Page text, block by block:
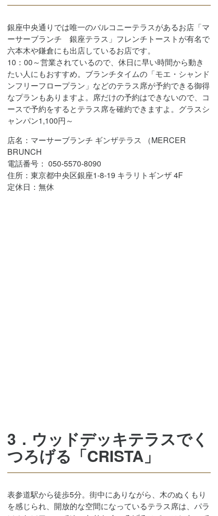
銀座中央通りでは唯一のバルコニーテラスがあるお店「マ
ーサーブランチ 銀座テラス」フレンチトーストが有名で
六本木や鎌倉にも出店しているお店です。
10：00～営業されているので、休日に早い時間から動き
たい人にもおすすめ。ブランチタイムの「モエ・シャンド
ンフリーフロープラン」などのテラス席が予約できる御得
なプランもありますよ。席だけの予約はできないので、コ
ースで予約をするとテラス席を確約できますよ。グラスシ
ャンパン1,100円～
店名：マーサーブランチ ギンザテラス （MERCER
BRUNCH
電話番号： 050-5570-8090
住所：東京都中央区銀座1-8-19 キラリトギンザ 4F
定休日：無休
3．ウッドデッキテラスでく
つろげる「CRISTA」
表参道駅から徒歩5分。街中にありながら、木のぬくもり
を感じられ、開放的な空間になっているテラス席は、パラ